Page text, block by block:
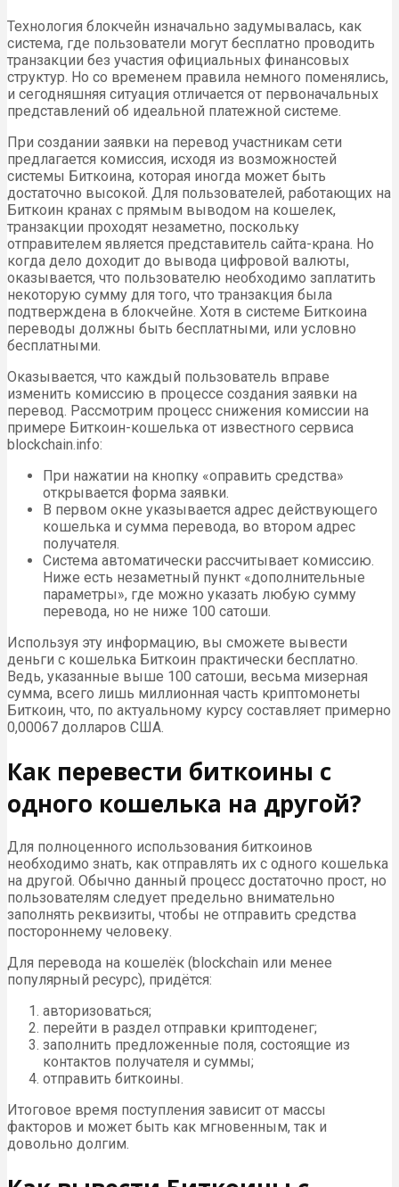
Технология блокчейн изначально задумывалась, как
система, где пользователи могут бесплатно проводить
транзакции без участия официальных финансовых
структур. Но со временем правила немного поменялись,
и сегодняшняя ситуация отличается от первоначальных
представлений об идеальной платежной системе.
При создании заявки на перевод участникам сети
предлагается комиссия, исходя из возможностей
системы Биткоина, которая иногда может быть
достаточно высокой. Для пользователей, работающих на
Биткоин кранах с прямым выводом на кошелек,
транзакции проходят незаметно, поскольку
отправителем является представитель сайта-крана. Но
когда дело доходит до вывода цифровой валюты,
оказывается, что пользователю необходимо заплатить
некоторую сумму для того, что транзакция была
подтверждена в блокчейне. Хотя в системе Биткоина
переводы должны быть бесплатными, или условно
бесплатными.
Оказывается, что каждый пользователь вправе
изменить комиссию в процессе создания заявки на
перевод. Рассмотрим процесс снижения комиссии на
примере Биткоин-кошелька от известного сервиса
blockchain.info:
При нажатии на кнопку «оправить средства»
открывается форма заявки.
В первом окне указывается адрес действующего
кошелька и сумма перевода, во втором адрес
получателя.
Система автоматически рассчитывает комиссию.
Ниже есть незаметный пункт «дополнительные
параметры», где можно указать любую сумму
перевода, но не ниже 100 сатоши.
Используя эту информацию, вы сможете вывести
деньги с кошелька Биткоин практически бесплатно.
Ведь, указанные выше 100 сатоши, весьма мизерная
сумма, всего лишь миллионная часть криптомонеты
Биткоин, что, по актуальному курсу составляет примерно
0,00067 долларов США.
Как перевести биткоины с
одного кошелька на другой?
Для полноценного использования биткоинов
необходимо знать, как отправлять их с одного кошелька
на другой. Обычно данный процесс достаточно прост, но
пользователям следует предельно внимательно
заполнять реквизиты, чтобы не отправить средства
постороннему человеку.
Для перевода на кошелёк (blockchain или менее
популярный ресурс), придётся:
авторизоваться;
перейти в раздел отправки криптоденег;
заполнить предложенные поля, состоящие из
контактов получателя и суммы;
отправить биткоины.
Итоговое время поступления зависит от массы
факторов и может быть как мгновенным, так и
довольно долгим.